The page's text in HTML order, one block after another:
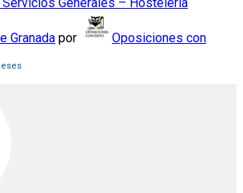
Granada por
Oposiciones con